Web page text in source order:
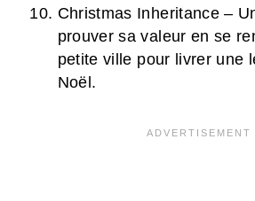
Christmas Inheritance –
prouver sa valeur en se
petite ville pour livrer une
Noël.